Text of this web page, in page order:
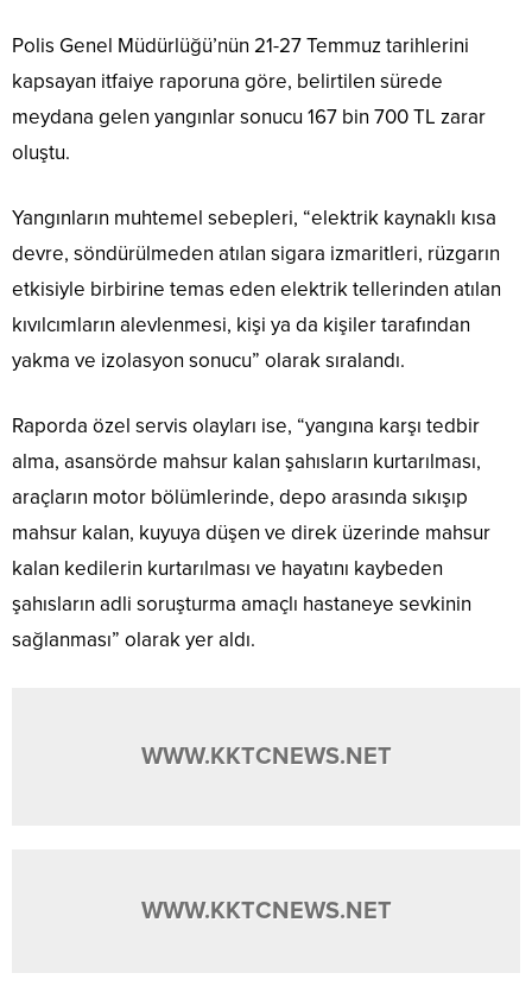
Polis Genel Müdürlüğü’nün 21-27 Temmuz tarihlerini
kapsayan itfaiye raporuna göre, belirtilen sürede
meydana gelen yangınlar sonucu 167 bin 700 TL zarar
oluştu.
Yangınların muhtemel sebepleri, “elektrik kaynaklı kısa
devre, söndürülmeden atılan sigara izmaritleri, rüzgarın
etkisiyle birbirine temas eden elektrik tellerinden atılan
kıvılcımların alevlenmesi, kişi ya da kişiler tarafından
yakma ve izolasyon sonucu” olarak sıralandı.
Raporda özel servis olayları ise, “yangına karşı tedbir
alma, asansörde mahsur kalan şahısların kurtarılması,
araçların motor bölümlerinde, depo arasında sıkışıp
mahsur kalan, kuyuya düşen ve direk üzerinde mahsur
kalan kedilerin kurtarılması ve hayatını kaybeden
şahısların adli soruşturma amaçlı hastaneye sevkinin
sağlanması” olarak yer aldı.
WWW.KKTCNEWS.NET
WWW.KKTCNEWS.NET